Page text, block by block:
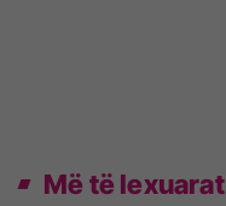
Më të lexuarat